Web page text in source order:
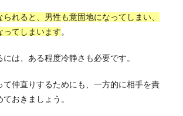
れると、男性も意固地になってしまい、
ってしまいます。
は、ある程度冷静さも必要です。
て仲直りするためにも、一方的に相手を責
おきましょう。